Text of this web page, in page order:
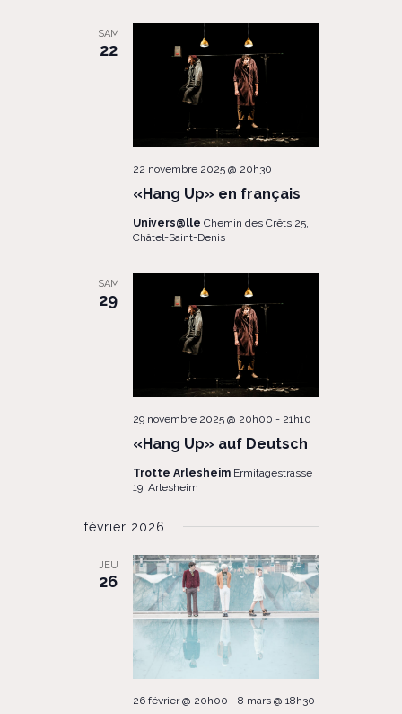
SAM
22
«Hang Up» en français
22 novembre 2025 @ 20h30
Univers@lle Chemin des Crêts 25,
Châtel-Saint-Denis
SAM
29
«Hang Up» auf Deutsch
29 novembre 2025 @ 20h00 - 21h10
Trotte Arlesheim Ermitagestrasse
19, Arlesheim
février 2026
JEU
26
26 février @ 20h00 - 8 mars @ 18h30